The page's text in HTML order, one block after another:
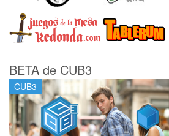
BETA de CUB3
CUB3